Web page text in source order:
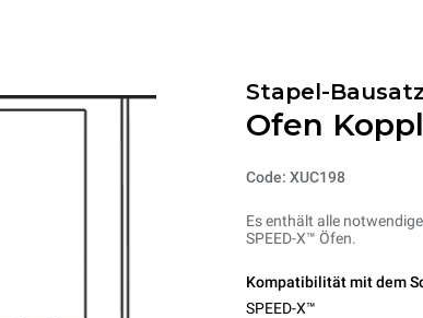
Stapel-Bausatz
Ofen
Code: XUC198
Es enthält alle
SPEED-X™ Öfen.
Kompatibilität mit dem
SPEED-X™